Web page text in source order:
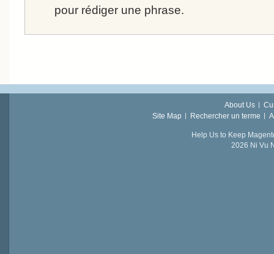
pour rédiger une phrase.
About Us
Site Map
Rechercher un terme
Help Us to Keep
2026 Ni Vu